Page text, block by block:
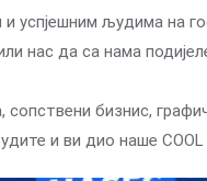
успјешним људима на
нас да са нама
бизнис,
и ви дио наше COOL